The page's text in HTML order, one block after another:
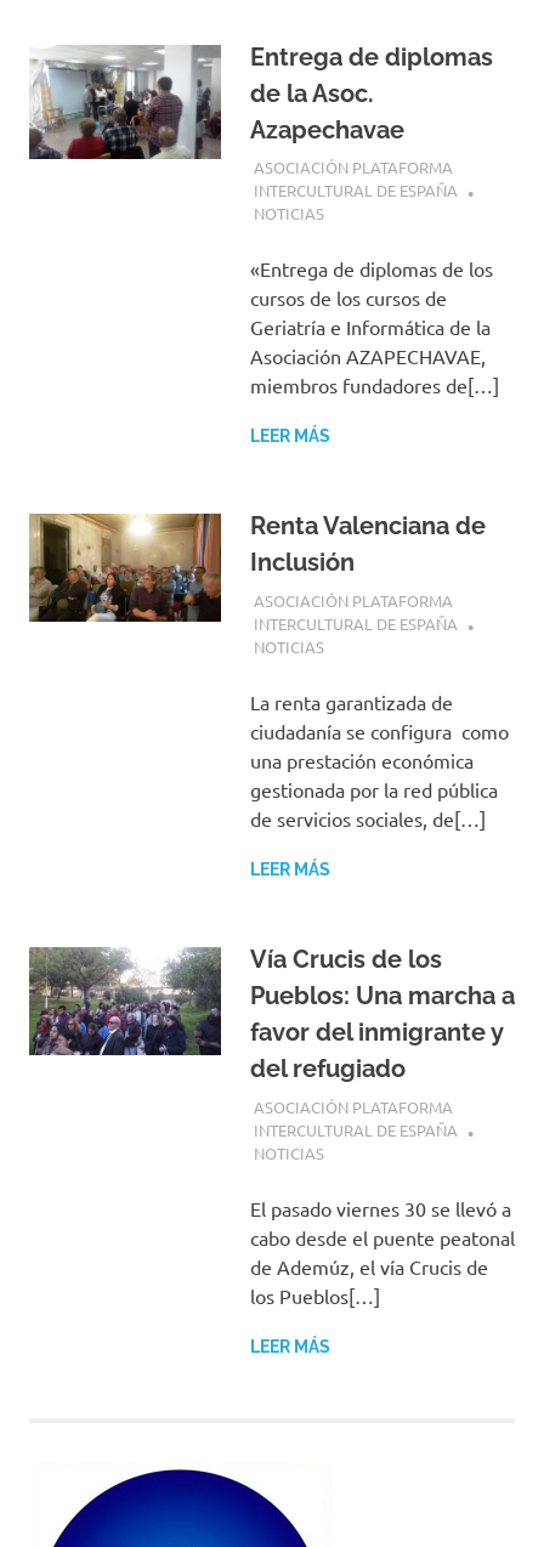
Entrega de diplomas
de la Asoc.
Azapechavae
1 ABRIL, 2018
ASOCIACIÓN PLATAFORMA
INTERCULTURAL DE ESPAÑA
NOTICIAS
«Entrega de diplomas de los
cursos de los cursos de
Geriatría e Informática de la
Asociación AZAPECHAVAE,
miembros fundadores de[…]
LEER MÁS
Renta Valenciana de
Inclusión
1 ABRIL, 2018
ASOCIACIÓN PLATAFORMA
INTERCULTURAL DE ESPAÑA
NOTICIAS
La renta garantizada de
ciudadanía se configura como
una prestación económica
gestionada por la red pública
de servicios sociales, de[…]
LEER MÁS
Vía Crucis de los
Pueblos: Una marcha a
favor del inmigrante y
del refugiado
1 ABRIL, 2018
ASOCIACIÓN PLATAFORMA
INTERCULTURAL DE ESPAÑA
NOTICIAS
El pasado viernes 30 se llevó a
cabo desde el puente peatonal
de Ademúz, el vía Crucis de
los Pueblos[…]
LEER MÁS